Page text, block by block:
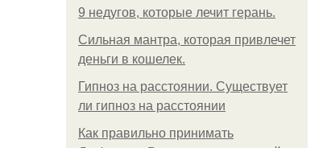
9 недугов, которые лечит герань.
Сильная мантра, которая привлечет
деньги в кошелек.
Гипноз на расстоянии. Существует
ли гипноз на расстоянии
Как правильно принимать